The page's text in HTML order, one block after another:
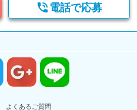
 電話で応募
よくあるご質問